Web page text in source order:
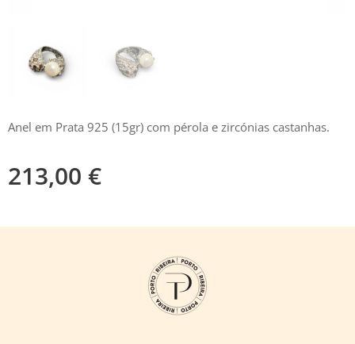
Anel em Prata 925 (15gr) com pérola e zircónias castanhas.
213,00 €